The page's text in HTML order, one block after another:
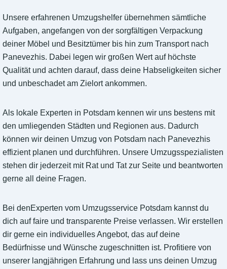
Unsere erfahrenen Umzugshelfer übernehmen sämtliche
Aufgaben, angefangen von der sorgfältigen Verpackung
deiner Möbel und Besitztümer bis hin zum Transport nach
Panevezhis. Dabei legen wir großen Wert auf höchste
Qualität und achten darauf, dass deine Habseligkeiten sicher
und unbeschadet am Zielort ankommen.
Als lokale Experten in Potsdam kennen wir uns bestens mit
den umliegenden Städten und Regionen aus. Dadurch
können wir deinen Umzug von Potsdam nach Panevezhis
effizient planen und durchführen. Unsere Umzugsspezialisten
stehen dir jederzeit mit Rat und Tat zur Seite und beantworten
gerne all deine Fragen.
Bei denExperten vom Umzugsservice Potsdam kannst du
dich auf faire und transparente Preise verlassen. Wir erstellen
dir gerne ein individuelles Angebot, das auf deine
Bedürfnisse und Wünsche zugeschnitten ist. Profitiere von
unserer langjährigen Erfahrung und lass uns deinen Umzug